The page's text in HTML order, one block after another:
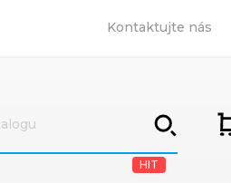
Kontaktujte nás
HIT